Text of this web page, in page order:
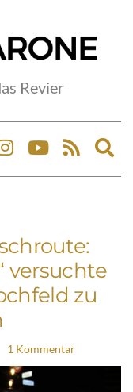
Revier
versuchte
zu
1 Kommentar